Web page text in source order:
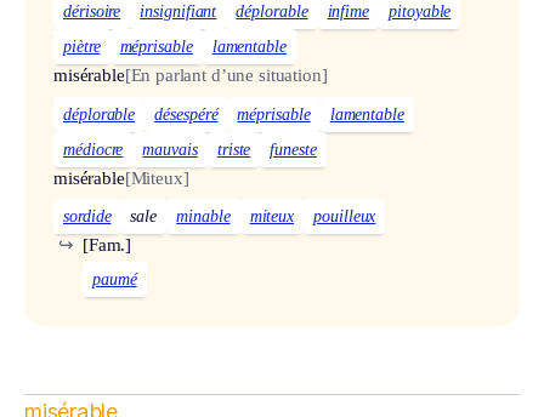
dérisoire insignifiant déplorable infime
pitoyable
piètre
méprisable lamentable
misérable[En parlant d’une situation]
déplorable désespéré méprisable
lamentable
médiocre
mauvais triste funeste
misérable[Miteux]
sordide sale minable miteux pouilleux
[Fam.]
↪
paumé